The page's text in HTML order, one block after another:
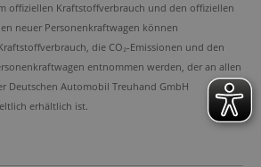
offiziellen Kraftstoffverbrauch und den offiziellen
neuer Personenkraftwagen können
die CO₂-Emissionen und den
entnommen werden, der an allen
Deutschen Automobil Treuhand GmbH
erhältlich ist.